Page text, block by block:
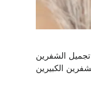
تجميل الشفرين (Labiaplasty) هو إجراء جراحي يهدف إلى تعديل حجم أو شكل الشفرين الصغيرين (Labia Minora) أو